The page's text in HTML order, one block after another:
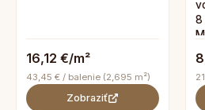
16,12 €/m²
43,45 € / balenie (2,695 m²)
Zobraziť
8